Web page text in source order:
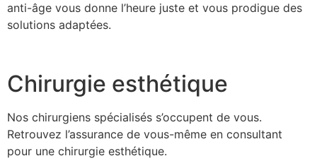
anti-âge vous donne l’heure juste et vous prodigue des
solutions adaptées.
Chirurgie esthétique
Nos chirurgiens spécialisés s’occupent de vous.
Retrouvez l’assurance de vous-même en consultant
pour une chirurgie esthétique.